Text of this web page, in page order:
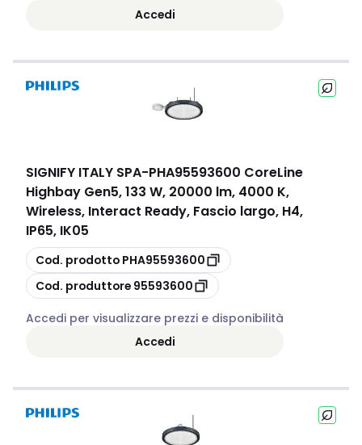
Accedi
SIGNIFY ITALY SPA-PHA95593600 CoreLine
Highbay Gen5, 133 W, 20000 lm, 4000 K,
Wireless, Interact Ready, Fascio largo, H4,
IP65, IK05
copia
Cod. prodotto PHA95593600
copia
Cod. produttore 95593600
Accedi per visualizzare prezzi e disponibilità
Accedi